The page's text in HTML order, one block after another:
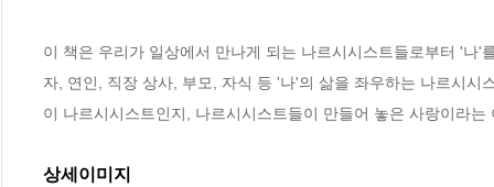
이 책은 우리가 일상에서 만나게 되는 나르시시스트들로부터 '나
자, 연인, 직장 상사, 부모, 자식 등 '나'의 삶을 좌우하는 나르시
이 나르시시스트인지, 나르시시스트들이 만들어 놓은 사랑이라
상세이미지